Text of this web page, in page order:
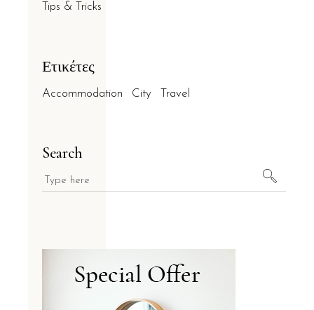
Tips & Tricks
Ετικέτες
Accommodation City Travel
Search